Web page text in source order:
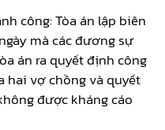
công: Tòa án lập biên
mà các đương sự
án ra quyết định công
hai vợ chồng và quyết
được kháng cáo